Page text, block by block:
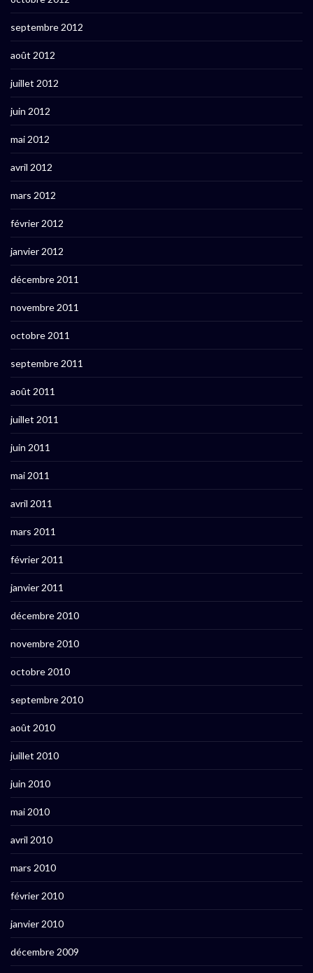
septembre 2012
août 2012
juillet 2012
juin 2012
mai 2012
avril 2012
mars 2012
février 2012
janvier 2012
décembre 2011
novembre 2011
octobre 2011
septembre 2011
août 2011
juillet 2011
juin 2011
mai 2011
avril 2011
mars 2011
février 2011
janvier 2011
décembre 2010
novembre 2010
octobre 2010
septembre 2010
août 2010
juillet 2010
juin 2010
mai 2010
avril 2010
mars 2010
février 2010
janvier 2010
décembre 2009